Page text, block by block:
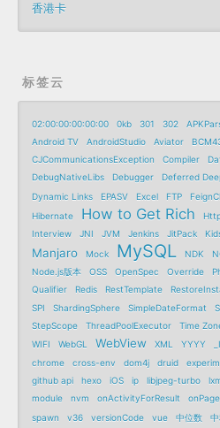
香港卡
标签云
02:00:00:00:00:00 0kb 301 302
Android TV
AndroidStudio Aviator
CJCommunicationsException
Compiler
DebugNativeLibs
Debugger Deferred
Dynamic Links
EPASV Excel FTP
Hibernate
How to Get Rich
Interview
JNI JVM Jenkins JitPack
Manjaro Mock MySQL NDK
Node.js版本 OSS OpenSpec Override
Qualifier
Redis RestTemplate
SPI
ShardingSphere SimpleDateFormat
StepScope
ThreadPoolExecutor Time
WIFI
WebGL WebView XML YYYY
chrome
cross-env dom4j druid
github api hexo iOS ip libjpeg-turbo
module
nvm onActivityForResult
spawn
v36 versionCode vue 中位数